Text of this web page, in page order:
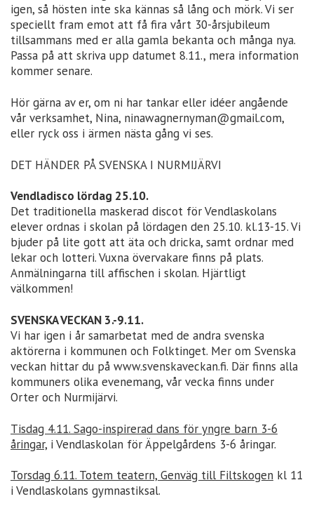
igen, så hösten inte ska kännas så lång och mörk. Vi ser
speciellt fram emot att få fira vårt 30-årsjubileum
tillsammans med er alla gamla bekanta och många nya.
Passa på att skriva upp datumet 8.11., mera information
kommer senare.
Hör gärna av er, om ni har tankar eller idéer angående
vår verksamhet, Nina, ninawagnernyman@gmail.com,
eller ryck oss i ärmen nästa gång vi ses.
DET HÄNDER PÅ SVENSKA I NURMIJÄRVI
Vendladisco lördag 25.10.
Det traditionella maskerad discot för Vendlaskolans
elever ordnas i skolan på lördagen den 25.10. kl.13-15. Vi
bjuder på lite gott att äta och dricka, samt ordnar med
lekar och lotteri. Vuxna övervakare finns på plats.
Anmälningarna till affischen i skolan. Hjärtligt
välkommen!
SVENSKA VECKAN 3.-9.11.
Vi har igen i år samarbetat med de andra svenska
aktörerna i kommunen och Folktinget. Mer om Svenska
veckan hittar du på www.svenskaveckan.fi. Där finns alla
kommuners olika evenemang, vår vecka finns under
Orter och Nurmijärvi.
Tisdag 4.11. Sago-inspirerad dans för yngre barn 3-6
åringar, i Vendlaskolan för Äppelgårdens 3-6 åringar.
Torsdag 6.11. Totem teatern, Genväg till Filtskogen kl 11
i Vendlaskolans gymnastiksal.